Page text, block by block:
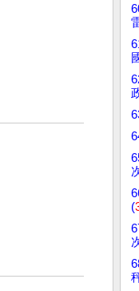
(